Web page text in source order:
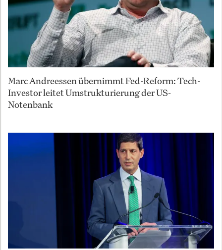
Marc Andreessen übernimmt Fed-Reform: Tech-
Investor leitet Umstrukturierung der US-
Notenbank